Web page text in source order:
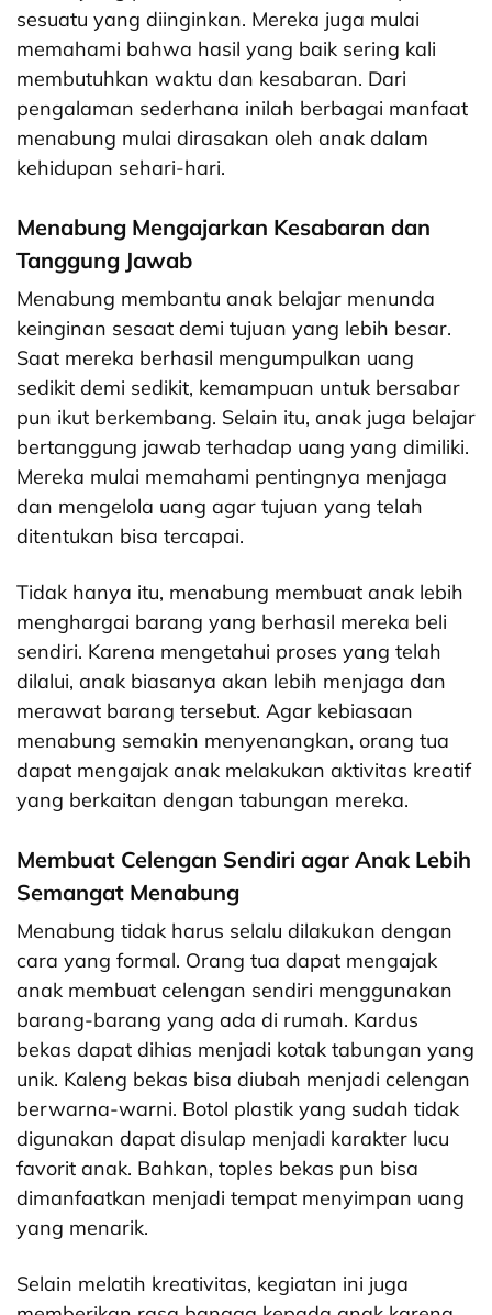
sesuatu yang diinginkan. Mereka juga mulai
memahami bahwa hasil yang baik sering kali
membutuhkan waktu dan kesabaran. Dari
pengalaman sederhana inilah berbagai manfaat
menabung mulai dirasakan oleh anak dalam
kehidupan sehari-hari.
Menabung Mengajarkan Kesabaran dan
Tanggung Jawab
Menabung membantu anak belajar menunda
keinginan sesaat demi tujuan yang lebih besar.
Saat mereka berhasil mengumpulkan uang
sedikit demi sedikit, kemampuan untuk bersabar
pun ikut berkembang. Selain itu, anak juga belajar
bertanggung jawab terhadap uang yang dimiliki.
Mereka mulai memahami pentingnya menjaga
dan mengelola uang agar tujuan yang telah
ditentukan bisa tercapai.
Tidak hanya itu, menabung membuat anak lebih
menghargai barang yang berhasil mereka beli
sendiri. Karena mengetahui proses yang telah
dilalui, anak biasanya akan lebih menjaga dan
merawat barang tersebut. Agar kebiasaan
menabung semakin menyenangkan, orang tua
dapat mengajak anak melakukan aktivitas kreatif
yang berkaitan dengan tabungan mereka.
Membuat Celengan Sendiri agar Anak Lebih
Semangat Menabung
Menabung tidak harus selalu dilakukan dengan
cara yang formal. Orang tua dapat mengajak
anak membuat celengan sendiri menggunakan
barang-barang yang ada di rumah. Kardus
bekas dapat dihias menjadi kotak tabungan yang
unik. Kaleng bekas bisa diubah menjadi celengan
berwarna-warni. Botol plastik yang sudah tidak
digunakan dapat disulap menjadi karakter lucu
favorit anak. Bahkan, toples bekas pun bisa
dimanfaatkan menjadi tempat menyimpan uang
yang menarik.
Selain melatih kreativitas, kegiatan ini juga